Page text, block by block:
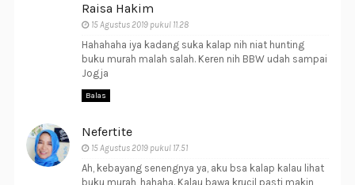
Raisa Hakim
15 Agustus 2019 pukul 11.28
Hahahaha iya kadang suka kalap nih niat hunting
buku murah malah salah. Keren nih BBW udah sampai
Jogja
Balas
Nefertite
15 Agustus 2019 pukul 17.51
Ah, kebayang senengnya ya, aku bsa kalap kalau lihat
buku murah, hahaha. Kalau bawa krucil pasti makin